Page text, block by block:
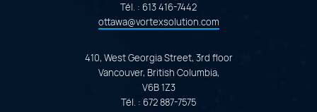
Tél. : 613 416-7442
ottawa@vortexsolution.com
410, West Georgia Street, 3rd floor
Vancouver, British Columbia,
V6B 1Z3
Tél. : 672 887-7575